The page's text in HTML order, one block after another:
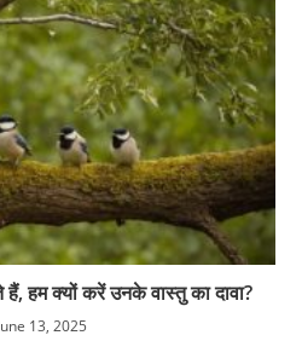
हम क्यों करें उनके वास्तु का दावा?
13, 2025